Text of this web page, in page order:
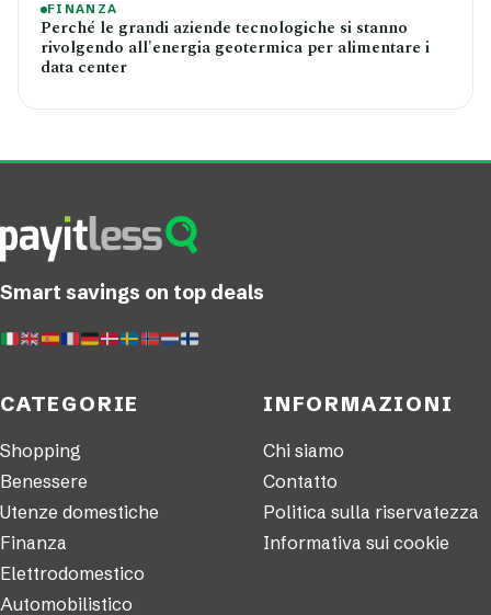
FINANZA
Perché le grandi aziende tecnologiche si stanno
rivolgendo all'energia geotermica per alimentare i
data center
Smart savings on top deals
CATEGORIE
Shopping
Benessere
Utenze domestiche
Finanza
Elettrodomestico
Automobilistico
INFORMAZIONI
Chi siamo
Contatto
Politica sulla riservatezza
Informativa sui cookie